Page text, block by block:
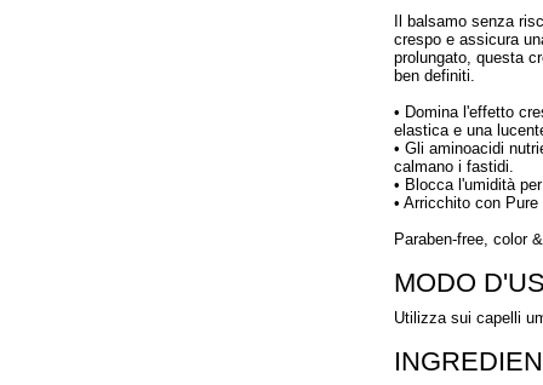
Il balsamo senza
crespo e assicura
prolungato, questa
ben definiti.
• Domina l'effetto
elastica e una
• Gli aminoacidi
calmano i fastidi.
• Blocca l'umidità
• Arricchito con
Paraben-free, color
MODO
Utilizza sui capelli